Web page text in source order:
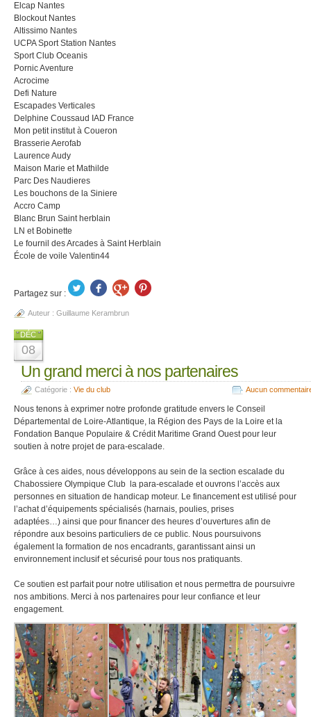
Elcap Nantes
Blockout Nantes
Altissimo Nantes
UCPA Sport Station Nantes
Sport Club Oceanis
Pornic Aventure
Acrocime
Defi Nature
Escapades Verticales
Delphine Coussaud IAD France
Mon petit institut à Coueron
Brasserie Aerofab
Laurence Audy
Maison Marie et Mathilde
Parc Des Naudieres
Les bouchons de la Siniere
Accro Camp
Blanc Brun Saint herblain
LN et Bobinette
Le fournil des Arcades à Saint Herblain
École de voile Valentin44
Partagez sur :
Auteur : Guillaume Kerambrun
DÉC
08
Un grand merci à nos partenaires
Catégorie : Vie du club Aucun
Nous tenons à exprimer notre profonde gratitude envers le Conseil
Départemental de Loire‑Atlantique, la Région des Pays de la Loire et la
Fondation Banque Populaire & Crédit Maritime Grand Ouest pour leur
soutien à notre projet de para‑escalade.
Grâce à ces aides, nous développons au sein de la section escalade du
Chabossiere Olympique Club la para‑escalade et ouvrons l’accès aux
personnes en situation de handicap moteur. Le financement est utilisé pour
l’achat d’équipements spécialisés (harnais, poulies, prises
adaptées…) ainsi que pour financer des heures d’ouvertures afin de
répondre aux besoins particuliers de ce public. Nous poursuivons
également la formation de nos encadrants, garantissant ainsi un
environnement inclusif et sécurisé pour tous nos pratiquants.
Ce soutien est parfait pour notre utilisation et nous permettra de poursuivre
nos ambitions. Merci à nos partenaires pour leur confiance et leur
engagement.